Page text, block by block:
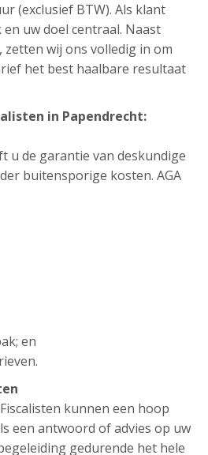
(exclusief BTW). Als klant
uw doel centraal. Naast
wij ons volledig in om
het best haalbare resultaat
in Papendrecht:
u de garantie van deskundige
buitensporige kosten. AGA
en
kunnen een hoop
een antwoord of advies op uw
gedurende het hele